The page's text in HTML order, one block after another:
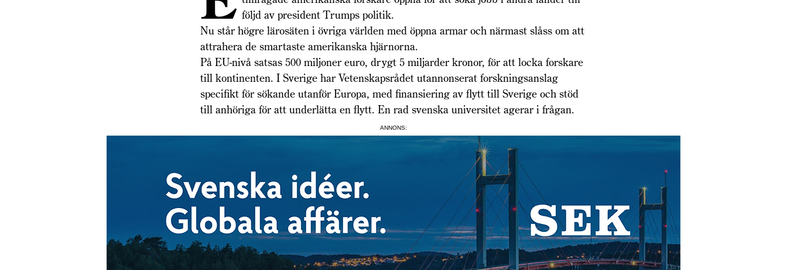
följd av president Trumps politik.
Nu står högre lärosäten i övriga världen med öppna armar och närmast slåss om att
attrahera de smartaste amerikanska hjärnorna.
På EU-nivå satsas 500 miljoner euro, drygt 5 miljarder kronor, för att locka forskare
till kontinenten. I Sverige har Vetenskapsrådet utannonserat forskningsanslag
specifikt för sökande utanför Europa, med finansiering av flytt till Sverige och stöd
till anhöriga för att underlätta en flytt. En rad svenska universitet agerar i frågan.
ANNONS: